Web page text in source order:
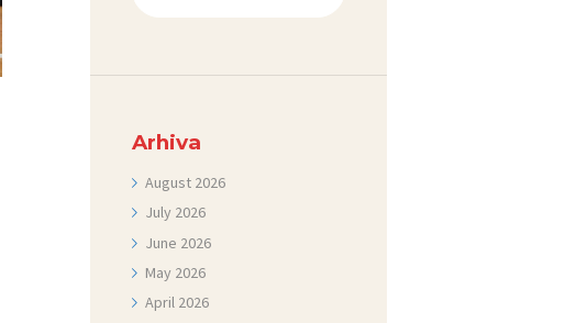
Arhiva
August 2026
July 2026
June 2026
May 2026
April 2026